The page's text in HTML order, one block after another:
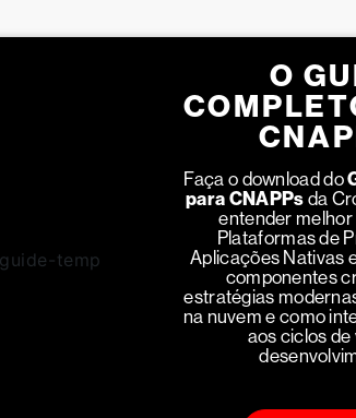
O
Faça o download do
para CNAPPs da
entender melhor
Plataformas de
Aplicações Nativas
componentes
estratégias
na nuvem e como
aos ciclos de